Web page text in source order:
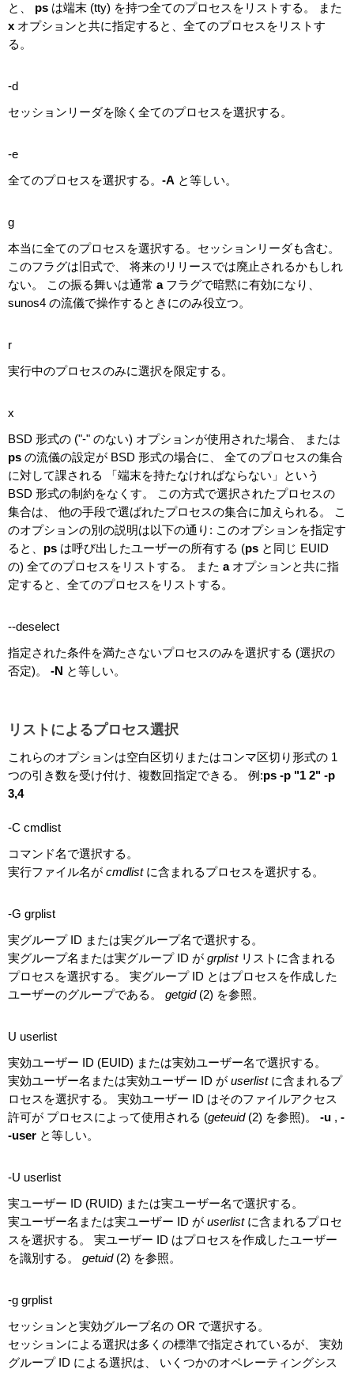
と、 ps は端末 (tty) を持つ全てのプロセスをリストする。 また
x オプションと共に指定すると、全てのプロセスをリストす
る。
-d
セッションリーダを除く全てのプロセスを選択する。
-e
全てのプロセスを選択する。 -A と等しい。
g
本当に全てのプロセスを選択する。セッションリーダも含む。
このフラグは旧式で、 将来のリリースでは廃止されるかもしれ
ない。 この振る舞いは通常 aフラグで暗黙に有効になり、
sunos4 の流儀で操作するときにのみ役立つ。
r
実行中のプロセスのみに選択を限定する。
x
BSD 形式の ("-" のない) オプションが使用された場合、 または
ps の流儀の設定が BSD 形式の場合に、 全てのプロセスの集合
に対して課される 「端末を持たなければならない」という
BSD 形式の制約をなくす。 この方式で選択されたプロセスの
集合は、 他の手段で選ばれたプロセスの集合に加えられる。 こ
のオプションの別の説明は以下の通り: このオプションを指定す
ると、 ps は呼び出したユーザーの所有する (ps と同じ EUID
の) 全てのプロセスをリストする。 また aオプションと共に指
定すると、全てのプロセスをリストする。
--deselect
指定された条件を満たさないプロセスのみを選択する (選択の
否定)。 -N と等しい。
リストによるプロセス選択
これらのオプションは空白区切りまたはコンマ区切り形式の 1
つの引き数を受け付け、複数回指定できる。 例:ps -p "1 2" -p
3,4
-C cmdlist
コマンド名で選択する。
実行ファイル名が cmdlistに含まれるプロセスを選択する。
-G grplist
実グループ ID または実グループ名で選択する。
実グループ名または実グループ ID が grplistリストに含まれる
プロセスを選択する。 実グループ ID とはプロセスを作成した
ユーザーのグループである。 getgid(2) を参照。
U userlist
実効ユーザー ID (EUID) または実効ユーザー名で選択する。
実効ユーザー名または実効ユーザー ID が userlistに含まれるプ
ロセスを選択する。 実効ユーザー ID はそのファイルアクセス
許可が プロセスによって使用される (geteuid(2) を参照)。 -u , -
-user と等しい。
-U userlist
実ユーザー ID (RUID) または実ユーザー名で選択する。
実ユーザー名または実ユーザー ID が userlistに含まれるプロセ
スを選択する。 実ユーザー ID はプロセスを作成したユーザー
を識別する。 getuid(2) を参照。
-g grplist
セッションと実効グループ名の OR で選択する。
セッションによる選択は多くの標準で指定されているが、 実効
グループ ID による選択は、 いくつかのオペレーティングシス